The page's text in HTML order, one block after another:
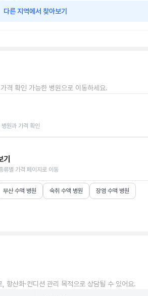
다른 지역에서 찾아보기
격 확인 가능한 병원으로 이동하세요.
원과 가격 확인
류별 가격 페이지로 이동
부산 수액 병원 숙취 수액 병원 장염 수액 병원
항산화·컨디션 관리 목적으로 상담될 수 있어요.